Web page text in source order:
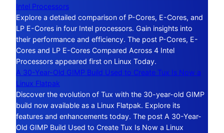
Intel Processors
Explore a detailed comparison of P-Cores, E-Cores, and
LP E-Cores in four Intel processors. Gain insights into
their performance and efficiency. The post P-Cores, E-
Cores and LP E-Cores Compared Across 4 Intel
Processors appeared first on Linux Today.
A 30-Year-Old GIMP Build Used to Create Tux Is Now a
Linux Flatpak
Discover the evolution of Tux with the 30-year-old GIMP
build now available as a Linux Flatpak. Explore its
features and enhancements today. The post A 30-Year-
Old GIMP Build Used to Create Tux Is Now a Linux